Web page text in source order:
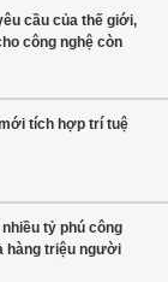
cầu của thế giới,
công nghệ còn
tích hợp trí tuệ
tỷ phú công
hàng triệu người